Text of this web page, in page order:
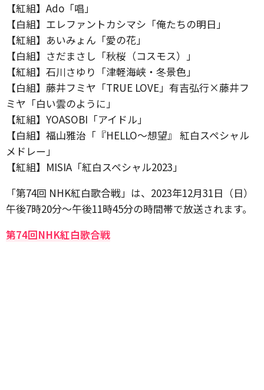
【紅組】Ado「唱」
【白組】エレファントカシマシ「俺たちの明日」
【紅組】あいみょん「愛の花」
【白組】さだまさし「秋桜（コスモス）」
【紅組】石川さゆり「津軽海峡・冬景色」
【白組】藤井フミヤ「TRUE LOVE」有吉弘行×藤井フ
ミヤ「白い雲のように」
【紅組】YOASOBI「アイドル」
【白組】福山雅治「『HELLO～想望』 紅白スペシャル
メドレー」
【紅組】MISIA「紅白スペシャル2023」
「第74回 NHK紅白歌合戦」は、2023年12月31日（日）
午後7時20分〜午後11時45分の時間帯で放送されます。
第74回NHK紅白歌合戦